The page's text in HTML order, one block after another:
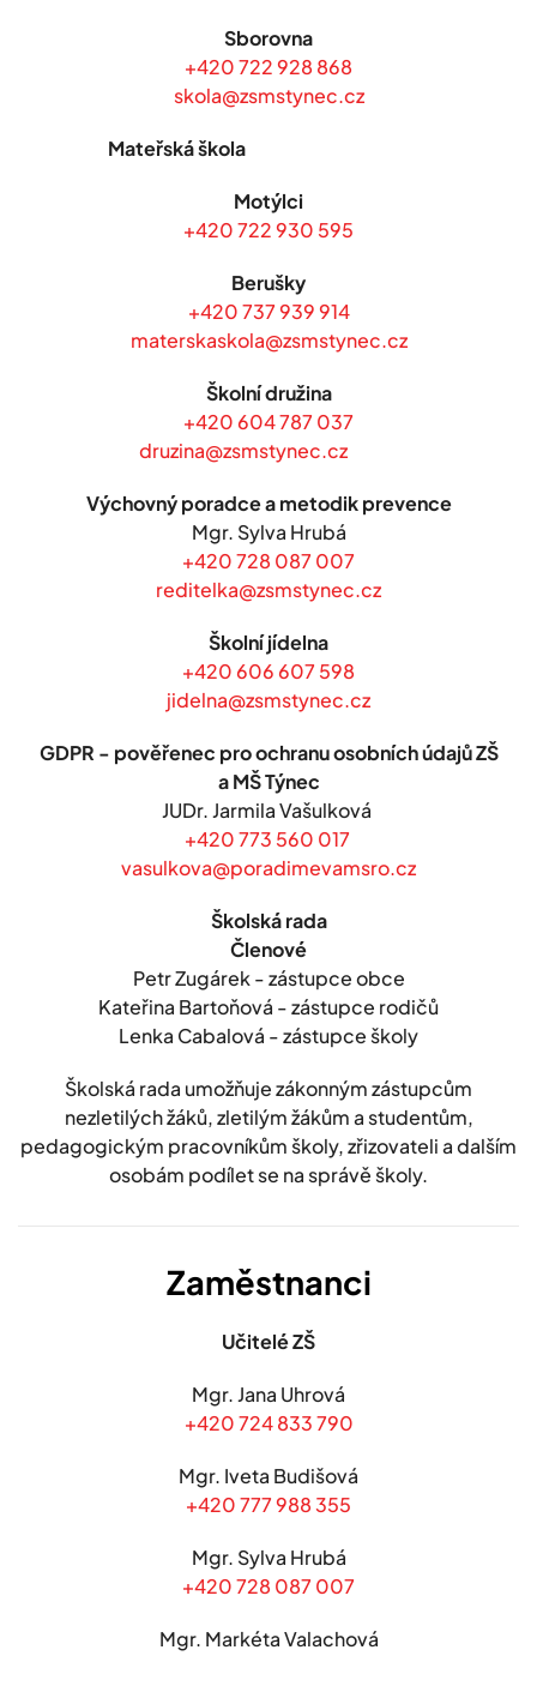
Sborovna
+420 722 928 868
skola@zsmstynec.cz
Mateřská škola
Motýlci
+420 722 930 595
Berušky
+420 737 939 914
materskaskola@zsmstynec.cz
Školní družina
+420 604 787 037
druzina@zsmstynec.cz
Výchovný poradce a metodik prevence
Mgr. Sylva Hrubá
+420 728 087 007
reditelka@zsmstynec.cz
Školní jídelna
+420 606 607 598
jidelna@zsmstynec.cz
GDPR - pověřenec pro ochranu osobních údajů ZŠ
a MŠ Týnec
JUDr. Jarmila Vašulková
+420 773 560 017
vasulkova@poradimevamsro.cz
Školská rada
Členové
Petr Zugárek - zástupce obce
Kateřina Bartoňová - zástupce rodičů
Lenka Cabalová - zástupce školy
Školská rada umožňuje zákonným zástupcům
nezletilých žáků, zletilým žákům a studentům,
pedagogickým pracovníkům školy, zřizovateli a dalším
osobám podílet se na správě školy.
Zaměstnanci
Učitelé ZŠ
Mgr. Jana Uhrová
+420 724 833 790
Mgr. Iveta Budišová
+420 777 988 355
Mgr. Sylva Hrubá
+420 728 087 007
Mgr. Markéta Valachová